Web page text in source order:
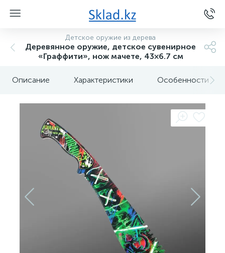
Детское оружие из дерева
Деревянное оружие, детское сувенирное
«Граффити», нож мачете, 43×6.7 см
Описание Характеристики Особенности